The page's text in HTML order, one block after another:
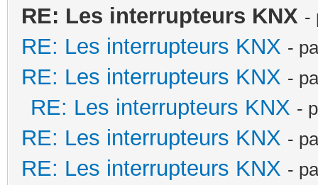
RE: Les interrupteurs KNX -
RE: Les interrupteurs KNX -
RE: Les interrupteurs KNX -
RE: Les interrupteurs KNX -
RE: Les interrupteurs KNX -
RE: Les interrupteurs KNX -